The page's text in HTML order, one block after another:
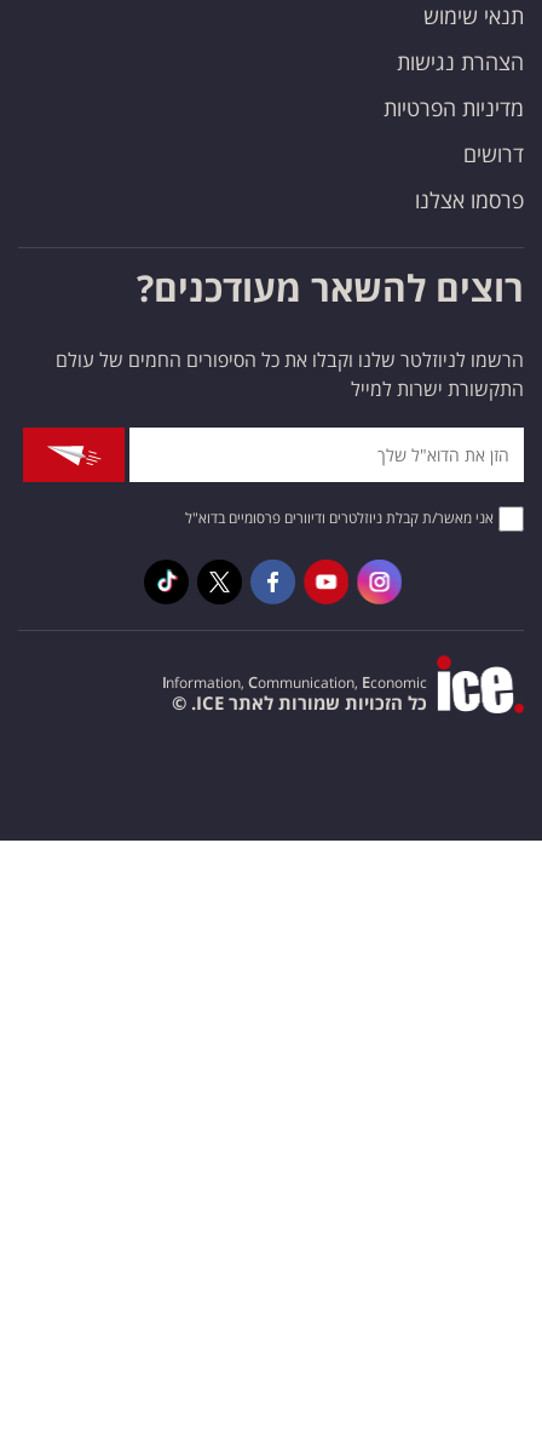
תנאי שימוש
הצהרת נגישות
מדיניות הפרטיות
דרושים
פרסמו אצלנו
רוצים להשאר מעודכנים?
הרשמו לניוזלטר שלנו וקבלו את כל הסיפורים החמים של עולם
התקשורת ישרות למייל
אני מאשר/ת קבלת ניוזלטרים ודיוורים פרסומיים בדוא"ל
Information, Communication, Economic
כל הזכויות שמורות לאתר ICE. ©